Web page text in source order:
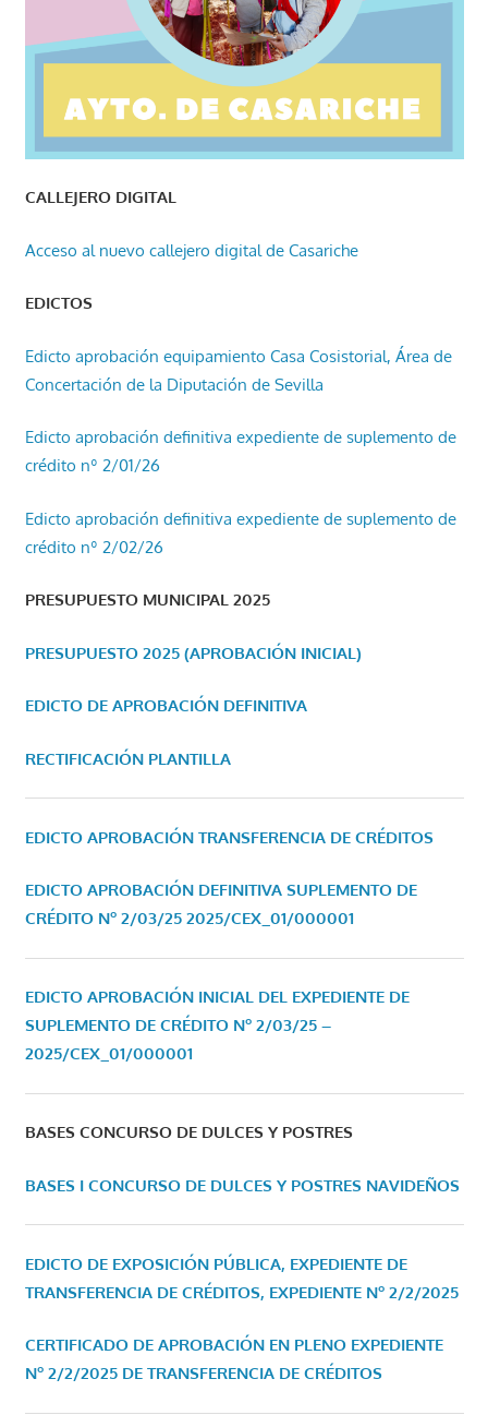
CALLEJERO DIGITAL
Acceso al nuevo callejero digital de Casariche
EDICTOS
Edicto aprobación equipamiento Casa Cosistorial, Área de
Concertación de la Diputación de Sevilla
Edicto aprobación definitiva expediente de suplemento de
crédito nº 2/01/26
Edicto aprobación definitiva expediente de suplemento de
crédito nº 2/02/26
PRESUPUESTO MUNICIPAL 2025
PRESUPUESTO 2025 (APROBACIÓN INICIAL)
EDICTO DE APROBACIÓN DEFINITIVA
RECTIFICACIÓN PLANTILLA
EDICTO APROBACIÓN TRANSFERENCIA DE CRÉDITOS
EDICTO APROBACIÓN DEFINITIVA SUPLEMENTO DE
CRÉDITO Nº 2/03/25 2025/CEX_01/000001
EDICTO APROBACIÓN INICIAL DEL EXPEDIENTE DE
SUPLEMENTO DE CRÉDITO Nº 2/03/25 –
2025/CEX_01/000001
BASES CONCURSO DE DULCES Y POSTRES
BASES I CONCURSO DE DULCES Y POSTRES NAVIDEÑOS
EDICTO DE EXPOSICIÓN PÚBLICA, EXPEDIENTE DE
TRANSFERENCIA DE CRÉDITOS, EXPEDIENTE Nº 2/2/2025
CERTIFICADO DE APROBACIÓN EN PLENO EXPEDIENTE
Nº 2/2/2025 DE TRANSFERENCIA DE CRÉDITOS